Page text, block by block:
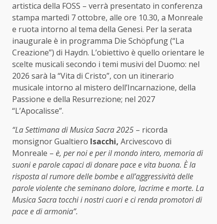
artistica della FOSS – verrà presentato in conferenza
stampa martedì 7 ottobre, alle ore 10.30, a Monreale
e ruota intorno al tema della Genesi. Per la serata
inaugurale è in programma Die Schöpfung (“La
Creazione”) di Haydn. L’obiettivo è quello orientare le
scelte musicali secondo i temi musivi del Duomo: nel
2026 sarà la “Vita di Cristo”, con un itinerario
musicale intorno al mistero dell’Incarnazione, della
Passione e della Resurrezione; nel 2027
“L’Apocalisse”.
“La Settimana di Musica Sacra 2025 – ricorda
monsignor Gualtiero Isacchi, Arcivescovo di
Monreale – è, per noi e per il mondo intero, memoria di
suoni e parole capaci di donare pace e vita buona. È la
risposta al rumore delle bombe e all’aggressività delle
parole violente che seminano dolore, lacrime e morte. La
Musica Sacra tocchi i nostri cuori e ci renda promotori di
pace e di armonia”.